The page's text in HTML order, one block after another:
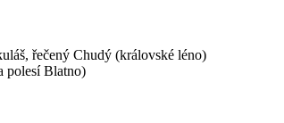
řečený Chudý (královské léno)
polesí Blatno)